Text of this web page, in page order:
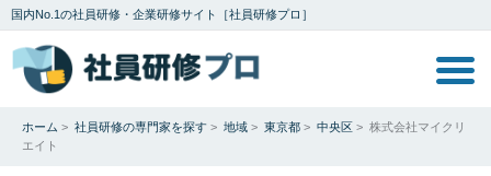
国内No.1の社員研修・企業研修サイト［社員研修プロ］
ホーム > 社員研修の専門家を探す > 地域 > 東京都 > 中央区 > 株式会社マイクリ
エイト